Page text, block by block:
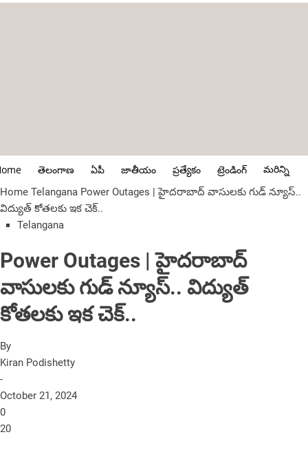
తెలంగాణ ఏపీ జాతీయం ప్రత్యేకం ట్రెండింగ్ మరిన్ని
Home Telangana Power Outages | హైద‌రాబాద్ వాసులకు గుడ్ న్యూస్..
విద్యుత్ కోతలకు ఇక చెక్..
Telangana
Power Outages | హైద‌రాబాద్
వాసులకు గుడ్ న్యూస్.. విద్యుత్
కోతలకు ఇక చెక్..
By
Kiran Podishetty
-
October 21, 2024
0
20